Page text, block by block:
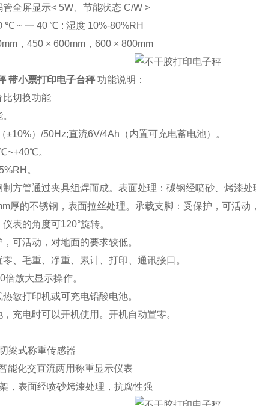
全屏显示< 5W、节能状态 C/W >
℃ ~ 一 40 ℃ : 湿度 10%-80%RH
，450 × 600mm，600 × 800mm
带小票打印电子台秤 功能说明：
切换功能
）/50Hz;直流6V/4Ah（内置可充电蓄电池）。
。
。
方管通过夹具组焊而成。表面处理：碳钢经喷砂、烤漆处
厚的不锈钢，表面拉丝处理。承载支脚：受保护，可活动
表的角度可120°旋转。
可活动，对地面的要求较低。
、毛重、净重、累计、打印、通讯接口。
放大显示操作。
敏打印机或可充电铅酸电池。
充电时可以开机使用。开机自动置零。
梁式称重传感器
能化交直流两用称重显示仪表
，表面经喷砂烤漆处理，抗腐性强